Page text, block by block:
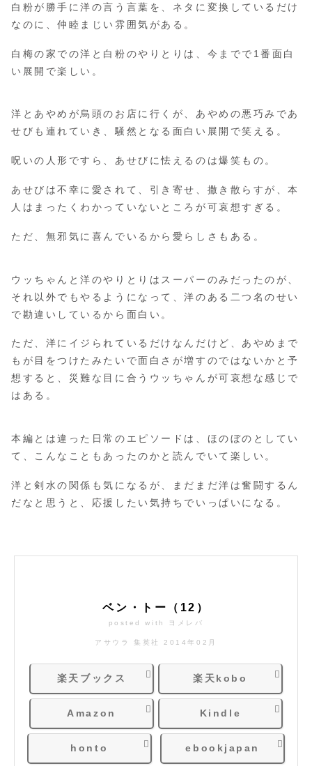
白粉が勝手に洋の言う言葉を、ネタに変換しているだけ
なのに、仲睦まじい雰囲気がある。
白梅の家での洋と白粉のやりとりは、今までで1番面白
い展開で楽しい。
洋とあやめが烏頭のお店に行くが、あやめの悪巧みであ
せびも連れていき、騒然となる面白い展開で笑える。
呪いの人形ですら、あせびに怯えるのは爆笑もの。
あせびは不幸に愛されて、引き寄せ、撒き散らすが、本
人はまったくわかっていないところが可哀想すぎる。
ただ、無邪気に喜んでいるから愛らしさもある。
ウッちゃんと洋のやりとりはスーパーのみだったのが、
それ以外でもやるようになって、洋のある二つ名のせい
で勘違いしているから面白い。
ただ、洋にイジられているだけなんだけど、あやめまで
もが目をつけたみたいで面白さが増すのではないかと予
想すると、災難な目に合うウッちゃんが可哀想な感じで
はある。
本編とは違った日常のエピソードは、ほのぼのとしてい
て、こんなこともあったのかと読んでいて楽しい。
洋と剣水の関係も気になるが、まだまだ洋は奮闘するん
だなと思うと、応援したい気持ちでいっぱいになる。
ベン・トー（12）
posted with ヨメレバ
アサウラ 集英社 2014年02月
楽天ブックス 楽天kobo
Amazon Kindle
honto ebookjapan